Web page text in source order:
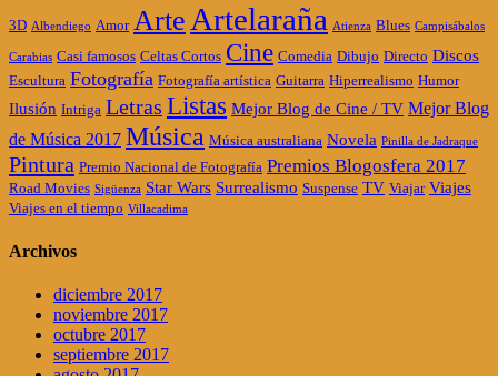
3D Albendiego Amor ArteArtelaraña Atienza Blues Campisábalos
Carabias Casi famosos Celtas Cortos Cine Comedia Dibujo Directo Discos
Escultura Fotografía Fotografía artística Guitarra Hiperrealismo Humor
Ilusión Intriga Letras Listas Mejor Blog de Cine / TV Mejor Blog
de Música 2017 Música Música australiana Novela Pinilla de Jadraque
Pintura Premio Nacional de Fotografía Premios Blogosfera 2017
Road Movies Sigüenza Star Wars Surrealismo Suspense TV Viajar Viajes
Viajes en el tiempo Villacadima
Archivos
diciembre 2017
noviembre 2017
octubre 2017
septiembre 2017